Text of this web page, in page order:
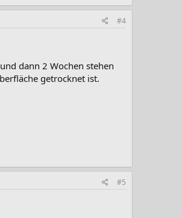
#4
dann 2 Wochen stehen
getrocknet ist.
#5